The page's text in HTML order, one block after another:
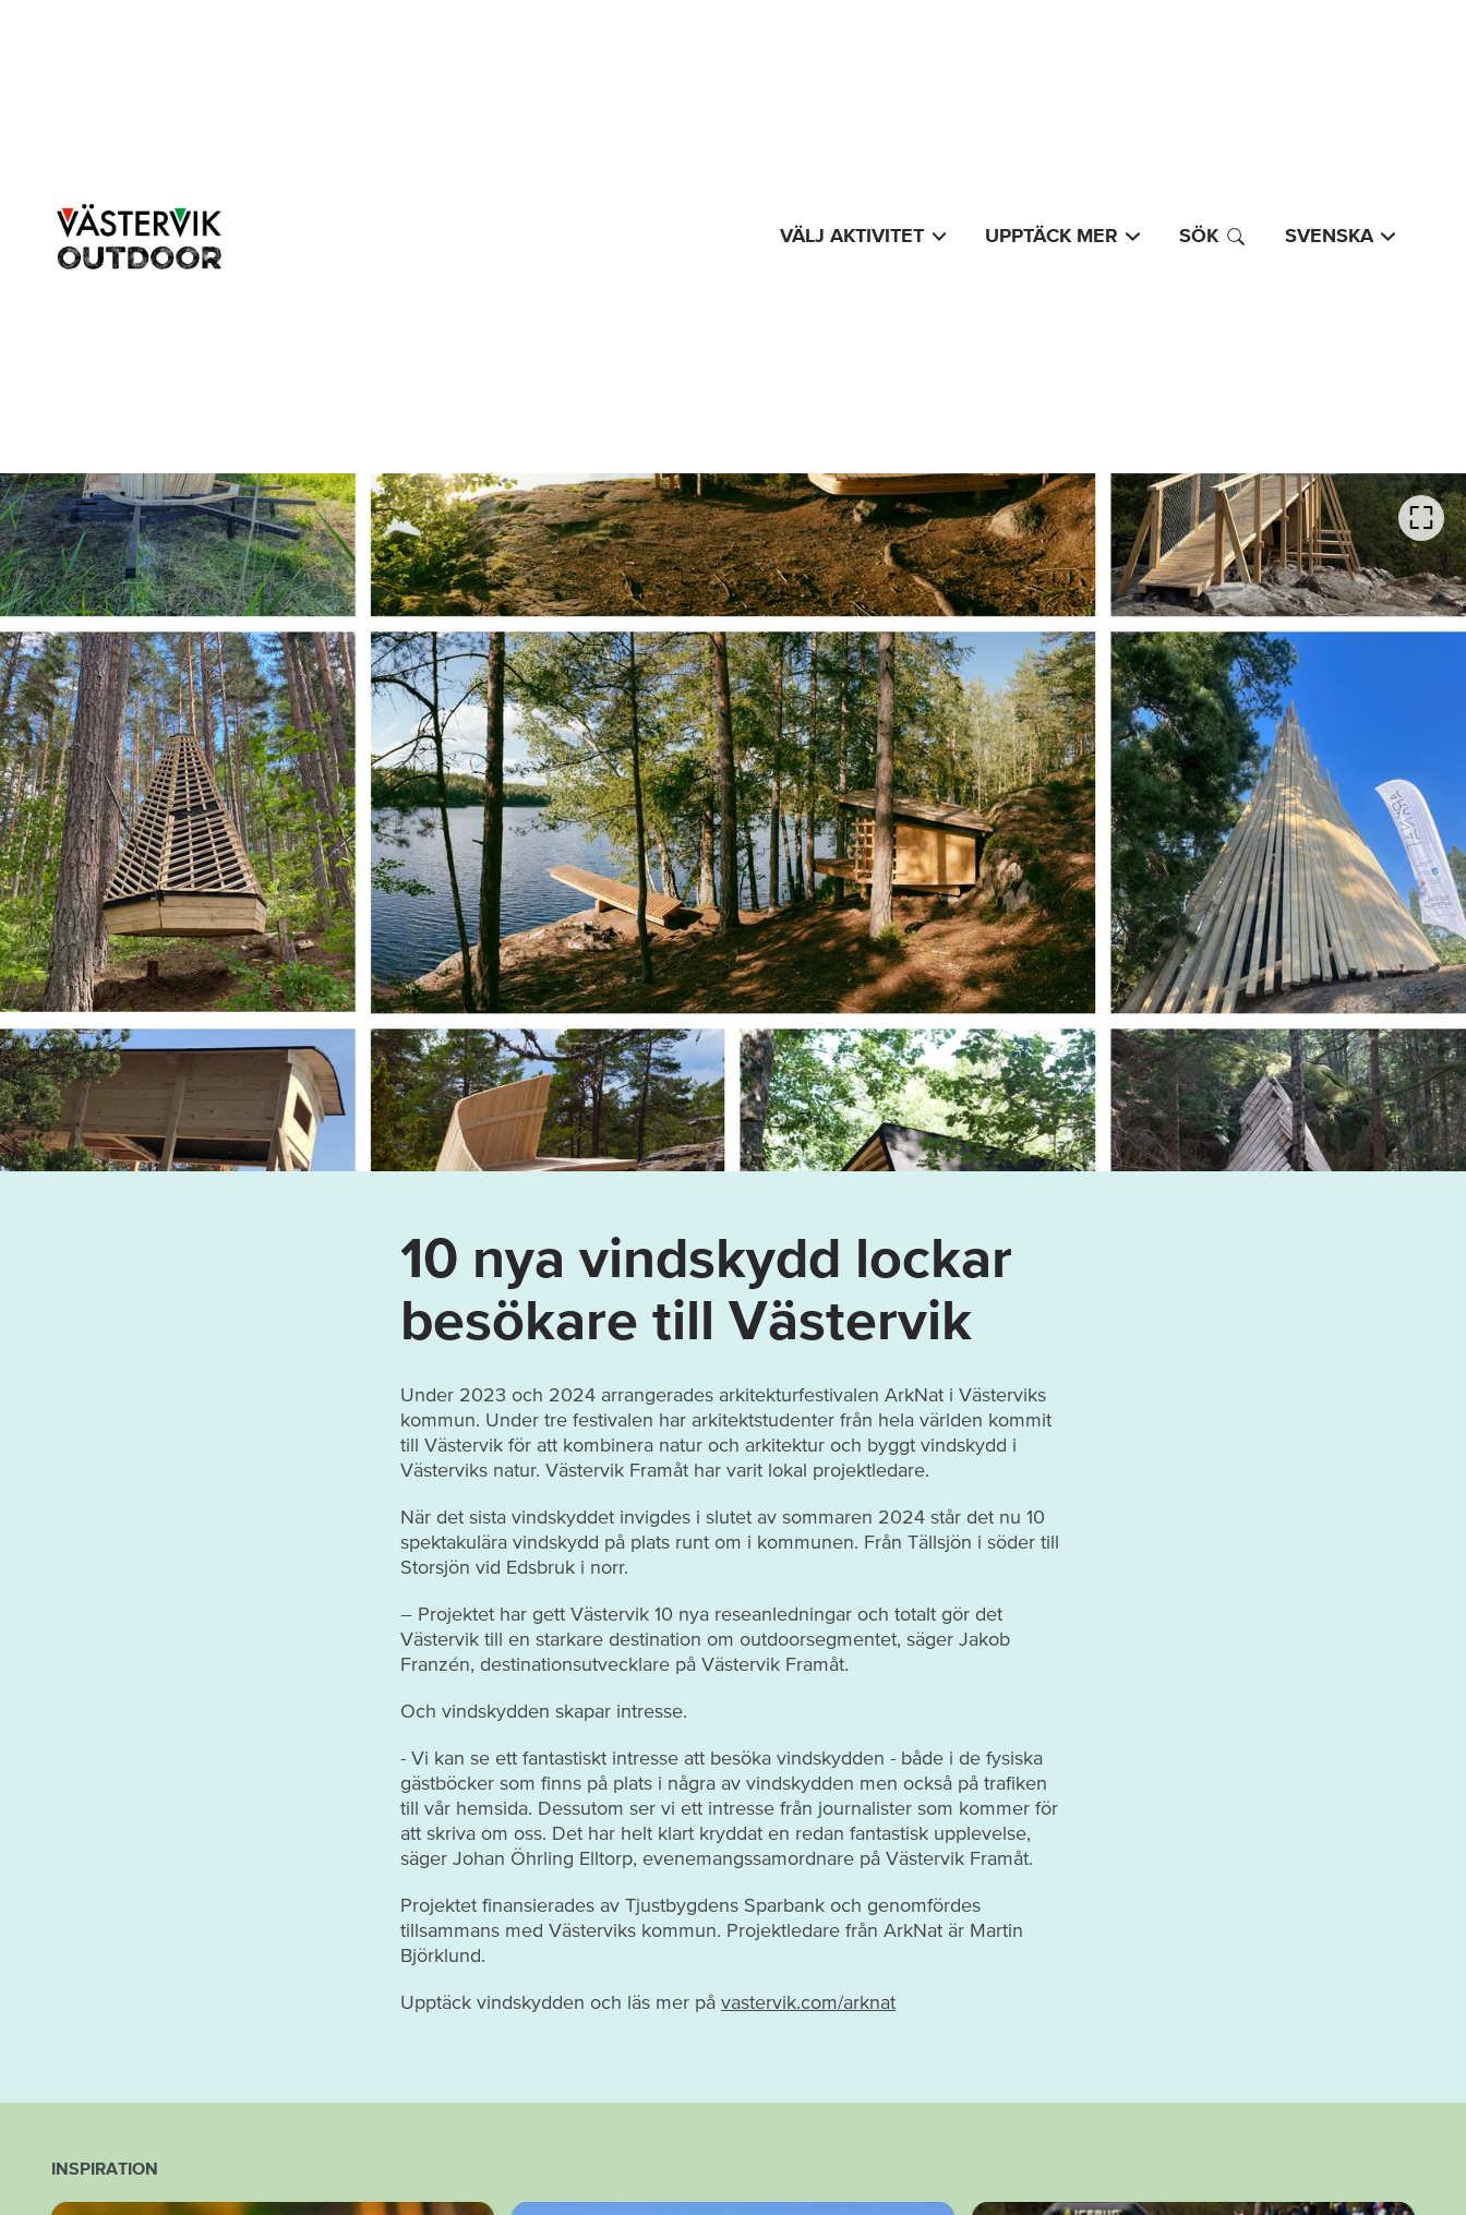
VÄLJ AKTIVITET UPPTÄCK MER SÖK SVENSKA
10 nya vindskydd lockar
besökare till Västervik
Under 2023 och 2024 arrangerades arkitekturfestivalen ArkNat i Västerviks
kommun. Under tre festivalen har arkitektstudenter från hela världen kommit
till Västervik för att kombinera natur och arkitektur och byggt vindskydd i
Västerviks natur. Västervik Framåt har varit lokal projektledare.
När det sista vindskyddet invigdes i slutet av sommaren 2024 står det nu 10
spektakulära vindskydd på plats runt om i kommunen. Från Tällsjön i söder till
Storsjön vid Edsbruk i norr.
– Projektet har gett Västervik 10 nya reseanledningar och totalt gör det
Västervik till en starkare destination om outdoorsegmentet, säger Jakob
Franzén, destinationsutvecklare på Västervik Framåt.
Och vindskydden skapar intresse.
- Vi kan se ett fantastiskt intresse att besöka vindskydden - både i de fysiska
gästböcker som finns på plats i några av vindskydden men också på trafiken
till vår hemsida. Dessutom ser vi ett intresse från journalister som kommer för
att skriva om oss. Det har helt klart kryddat en redan fantastisk upplevelse,
säger Johan Öhrling Elltorp, evenemangssamordnare på Västervik Framåt.
Projektet finansierades av Tjustbygdens Sparbank och genomfördes
tillsammans med Västerviks kommun. Projektledare från ArkNat är Martin
Björklund.
Upptäck vindskydden och läs mer på vastervik.com/arknat
INSPIRATION